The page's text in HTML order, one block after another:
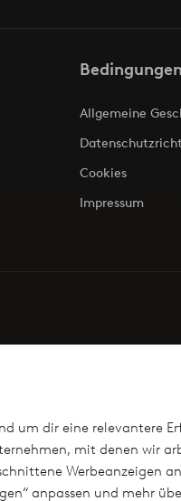
um dir eine relevantere
mit denen wir
Werbeanzeigen
anpassen und mehr
Bedingungen
Allgemeine
Cookies
Impressum